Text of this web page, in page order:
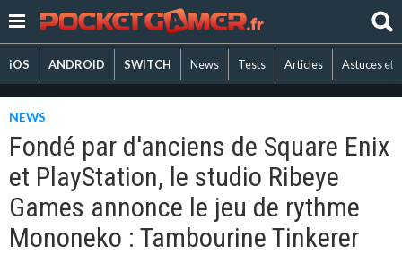
iOS ANDROID SWITCH News Tests Articles Astuces et
NEWS
Fondé par d'anciens de Square Enix
et PlayStation, le studio Ribeye
Games annonce le jeu de rythme
Mononeko : Tambourine Tinkerer